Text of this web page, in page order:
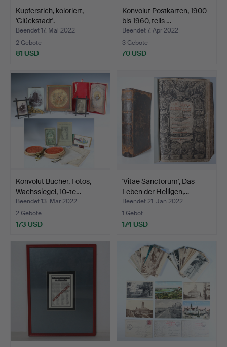
Kupferstich, koloriert,
'Glückstadt'.
Beendet 17. Mai 2022
2 Gebote
81 USD
Konvolut Postkarten, 1900
bis 1960, teils …
Beendet 7. Apr 2022
3 Gebote
70 USD
Konvolut Bücher, Fotos,
Wachssiegel, 10-te…
Beendet 13. Mär 2022
2 Gebote
173 USD
'Vitae Sanctorum', Das
Leben der Heiligen,…
Beendet 21. Jan 2022
1 Gebot
174 USD